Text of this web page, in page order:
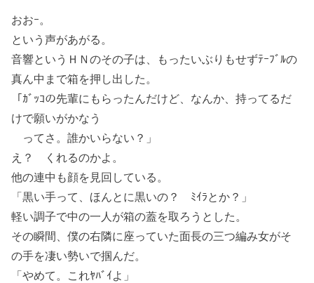
おおｰ。
という声があがる。
音響というＨＮのその子は、もったいぶりもせずﾃｰﾌﾞﾙの
真ん中まで箱を押し出した。
「ｶﾞｯｺの先輩にもらったんだけど、なんか、持ってるだ
けで願いがかなう
ってさ。誰かいらない？」
え？ くれるのかよ。
他の連中も顔を見回している。
「黒い手って、ほんとに黒いの？ ﾐｲﾗとか？」
軽い調子で中の一人が箱の蓋を取ろうとした。
その瞬間、僕の右隣に座っていた面長の三つ編み女がそ
の手を凄い勢いで掴んだ。
「やめて。これﾔﾊﾞｲよ」